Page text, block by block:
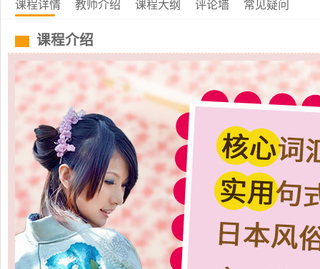
课程详情 教师介绍 课程大纲 评论墙 常见疑问
课程介绍